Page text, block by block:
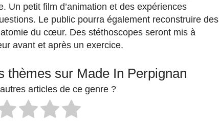
Un petit film d’animation et des expériences
Le public pourra également reconstruire des
du cœur. Des stéthoscopes seront mis à
avant et après un exercice.
thèmes sur Made In Perpignan
articles de ce genre ?